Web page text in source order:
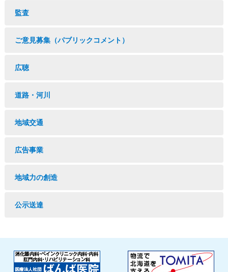
監査
ご意見募集（パブリックコメント）
広聴
道路・河川
地域交通
広告事業
地域力の創造
公示送達